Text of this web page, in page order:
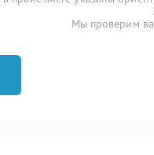
Мы проверим